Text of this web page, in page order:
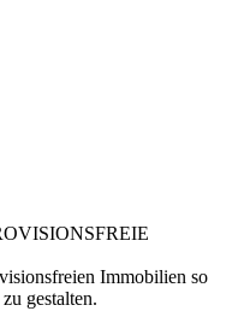
Immobilien so
gestalten.